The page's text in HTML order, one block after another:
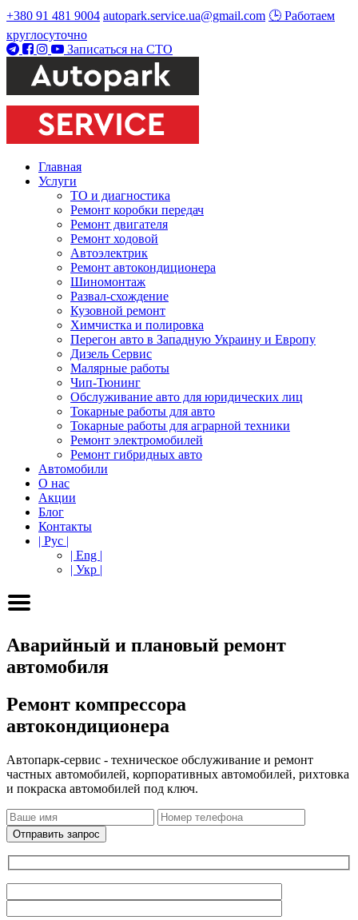
+380 91 481 9004 autopark.service.ua@gmail.com 🕒 Работаем
круглосуточно
Записаться на СТО
Главная
Услуги
ТО и диагностика
Ремонт коробки передач
Ремонт двигателя
Ремонт ходовой
Автоэлектрик
Ремонт автокондиционера
Шиномонтаж
Развал-схождение
Кузовной ремонт
Химчистка и полировка
Перегон авто в Западную Украину и Европу
Дизель Сервис
Малярные работы
Чип-Тюнинг
Обслуживание авто для юридических лиц
Токарные работы для авто
Токарные работы для аграрной техники
Ремонт электромобилей
Ремонт гибридных авто
Автомобили
О нас
Акции
Блог
Контакты
| Рус |
| Eng |
| Укр |
Аварийный и плановый ремонт
автомобиля
Ремонт компрессора
автокондиционера
Автопарк-сервис - техническое обслуживание и ремонт
частных автомобилей, корпоративных автомобилей, рихтовка
и покраска автомобилей под ключ.
Отправить запрос